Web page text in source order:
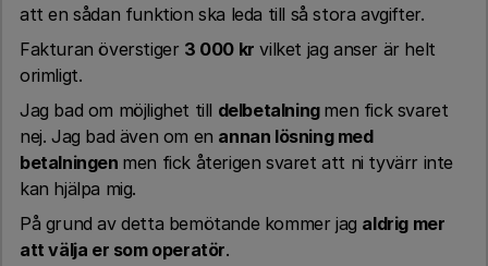
att en sådan funktion ska leda till så stora avgifter.
Fakturan överstiger 3 000 kr vilket jag anser är helt
orimligt.
Jag bad om möjlighet till delbetalning men fick svaret
nej. Jag bad även om en annan lösning med
betalningen men fick återigen svaret att ni tyvärr inte
kan hjälpa mig.
På grund av detta bemötande kommer jag aldrig mer
att välja er som operatör.